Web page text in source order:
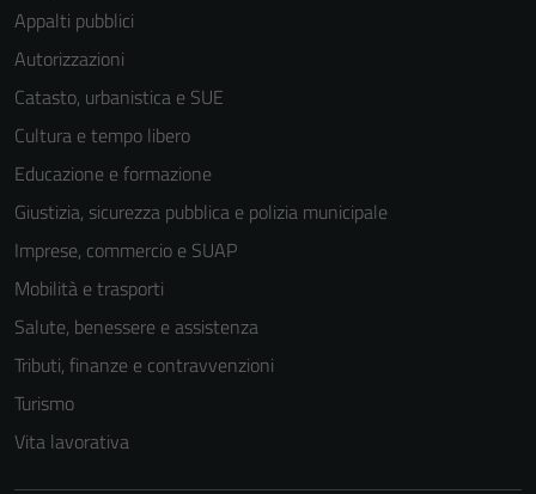
Appalti pubblici
Autorizzazioni
Catasto, urbanistica e SUE
Cultura e tempo libero
Educazione e formazione
Giustizia, sicurezza pubblica e polizia municipale
Imprese, commercio e SUAP
Mobilità e trasporti
Salute, benessere e assistenza
Tributi, finanze e contravvenzioni
Turismo
Vita lavorativa